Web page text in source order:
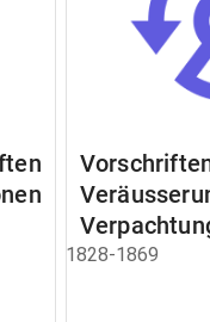
1828-1869